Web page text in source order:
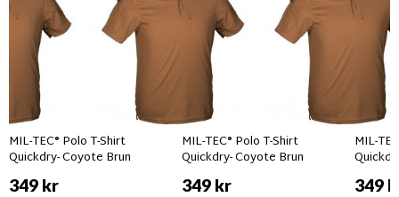
MIL-TEC® Polo T-Shirt
Quickdry- Coyote Brun
349 kr
MIL-TEC® Polo T-Shirt
Quickdry- Coyote Brun
349 kr
MIL-
349